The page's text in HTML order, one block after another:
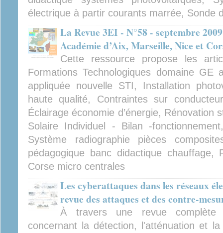
électrique à partir courants marrée, Sonde
La Revue 3EI - N°58 - septembre
Académie d’Aix, Marseille, Nice et
Cette ressource propose les
Formations Technologiques domaine GE
appliquée nouvelle STI, Installation
haute qualité, Contraintes sur
Éclairage économie d’énergie, Rénovation
Solaire Individuel - Bilan -
Système radiographie pièces
pédagogique banc didactique chauffage,
Corse micro centrales
Les cyberattaques dans les réseaux
revue des attaques et des contre-
À travers une revue
concernant la détection, l'atténuation et